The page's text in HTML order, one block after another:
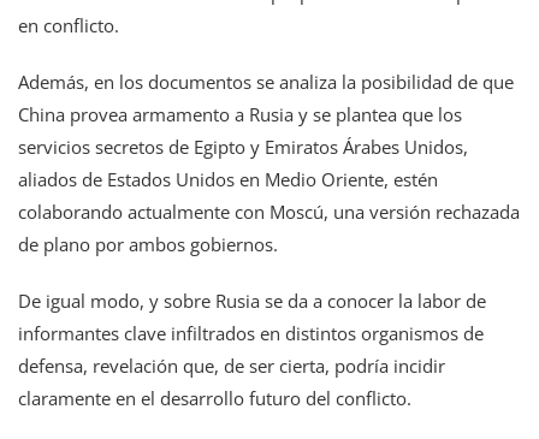
en conflicto.
Además, en los documentos se analiza la posibilidad de que
China provea armamento a Rusia y se plantea que los
servicios secretos de Egipto y Emiratos Árabes Unidos,
aliados de Estados Unidos en Medio Oriente, estén
colaborando actualmente con Moscú, una versión rechazada
de plano por ambos gobiernos.
De igual modo, y sobre Rusia se da a conocer la labor de
informantes clave infiltrados en distintos organismos de
defensa, revelación que, de ser cierta, podría incidir
claramente en el desarrollo futuro del conflicto.